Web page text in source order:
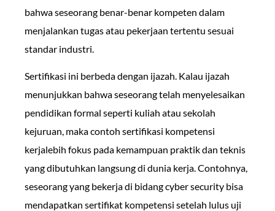
bahwa seseorang benar-benar kompeten dalam
menjalankan tugas atau pekerjaan tertentu sesuai
standar industri.
Sertifikasi ini berbeda dengan ijazah. Kalau ijazah
menunjukkan bahwa seseorang telah menyelesaikan
pendidikan formal seperti kuliah atau sekolah
kejuruan, maka contoh sertifikasi kompetensi
kerjalebih fokus pada kemampuan praktik dan teknis
yang dibutuhkan langsung di dunia kerja. Contohnya,
seseorang yang bekerja di bidang cyber security bisa
mendapatkan sertifikat kompetensi setelah lulus uji